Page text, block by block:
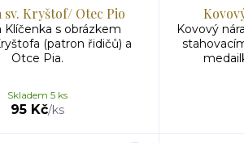
sv. Kryštof/ Otec Pio
Klíčenka s obrázkem
(patron řidičů) a
Otce Pia.
95 Kč/ks
Skladem 5 ks
Kovový